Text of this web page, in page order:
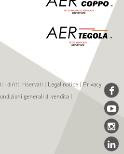
i diritti riservati | Legal notice |Privacy
generali di vendita |